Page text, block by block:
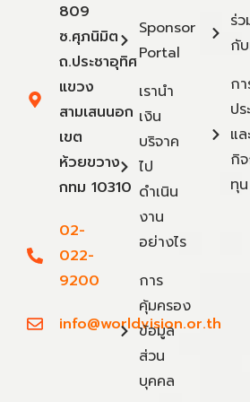
809
ซ.ศุภนิมิต
ถ.ประชาอุทิศ
แขวง
สามเสนนอก
เขต
ห้วยขวาง
กทม 10310
02-
022-
9200
info@worldvision.or.th
Sponsor
Portal
เรานำ
เงิน
บริจาค
ไป
ดำเนิน
งาน
อย่างไร
การ
คุ้มครอง
ข้อมูล
ส่วน
บุคคล
ร่
กับ
ก
ป
แ
กิ
ทุน